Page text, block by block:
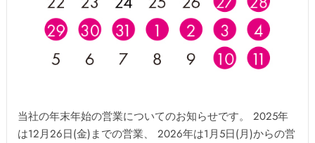
当社の年末年始の営業についてのお知らせです。 2025年
は12月26日(金)までの営業、 2026年は1月5日(月)からの営